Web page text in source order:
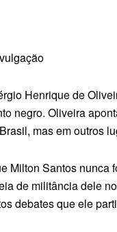
Henrique de
negro. Oliveira
mas em outros
Milton Santos
de militância dele
debates que ele